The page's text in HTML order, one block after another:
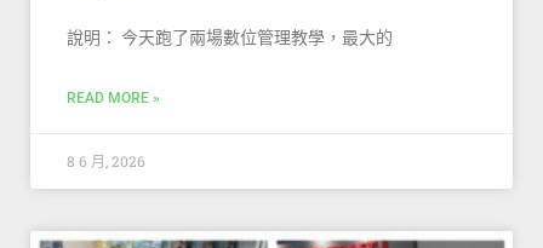
說明： 今天跑了兩場數位管理教學，最大的
READ MORE »
8 6 月, 2026